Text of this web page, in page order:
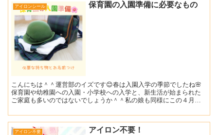
アイロンシール 保育園の入園準備に必要なもの
こんにちは＾＾運営部のイズです😊春は入園入学の季節でしたね🌸
保育園や幼稚園への入園・小学校への入学と、新生活が始まられた
ご家庭も多いのではないでしょうか＾＾私の娘も同様にこの４月か
つ...
アイロン不要
アイロン不要！